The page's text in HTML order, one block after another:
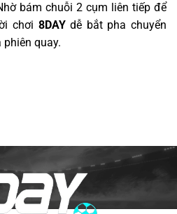
bám chuỗi 2 cụm liên tiếp để
chơi 8DAYdễ bắt pha chuyển
quay.